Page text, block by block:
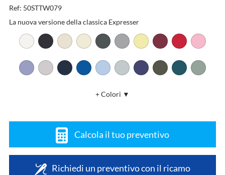
Ref: 50STTW079
La nuova versione della classica Expresser
+ Colori ▼
Calcola il tuo preventivo
Richiedi un preventivo con il ricamo